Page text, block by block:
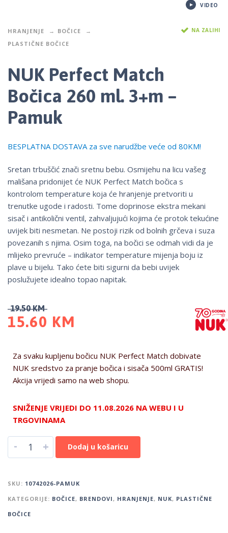
VIDEO
HRANJENJE
BOČICE
PLASTIČNE BOČICE
NA ZALIHI
NUK Perfect Match
Bočica 260 ml. 3+m –
Pamuk
BESPLATNA DOSTAVA za sve narudžbe veće od 80KM!
Sretan trbuščić znači sretnu bebu. Osmijehu na licu vašeg
mališana pridonijet će NUK Perfect Match bočica s
kontrolom temperature koja će hranjenje pretvoriti u
trenutke ugode i radosti. Tome doprinose ekstra mekani
sisač i antikolični ventil, zahvaljujući kojima će protok tekućine
uvijek biti nesmetan. Ne postoji rizik od bolnih grčeva i suza
povezanih s njima. Osim toga, na bočici se odmah vidi da je
mlijeko prevruće – indikator temperature mijenja boju iz
plave u bijelu. Tako ćete biti sigurni da bebi uvijek
poslužujete idealno topao napitak.
19.50KM
15.60 KM
Za svaku kupljenu bočicu NUK Perfect Match dobivate
NUK sredstvo za pranje bočica i sisača 500ml GRATIS!
Akcija vrijedi samo na web shopu.
SNIŽENJE VRIJEDI DO 11.08.2026 NA WEBU I U
TRGOVINAMA
- + Dodaj u košaricu
SKU: 10742026-PAMUK
KATEGORIJE: BOČICE, BRENDOVI, HRANJENJE, NUK, PLASTIČNE
BOČICE